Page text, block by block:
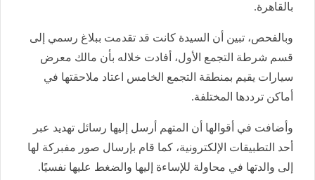
بالقاهرة.
وبالفحص، تبين أن السيدة كانت قد تقدمت ببلاغ رسمي إلى
قسم شرطة التجمع الأول، أفادت خلاله بأن مالك معرض
سيارات يقيم بمنطقة التجمع الخامس اعتاد ملاحقتها في
أماكن ترددها المختلفة.
وأضافت في أقوالها أن المتهم أرسل إليها رسائل تهديد عبر
أحد التطبيقات الإلكترونية، كما قام بإرسال صور مفبركة لها
إلى والدتها في محاولة للإساءة إليها والضغط عليها نفسيًا.